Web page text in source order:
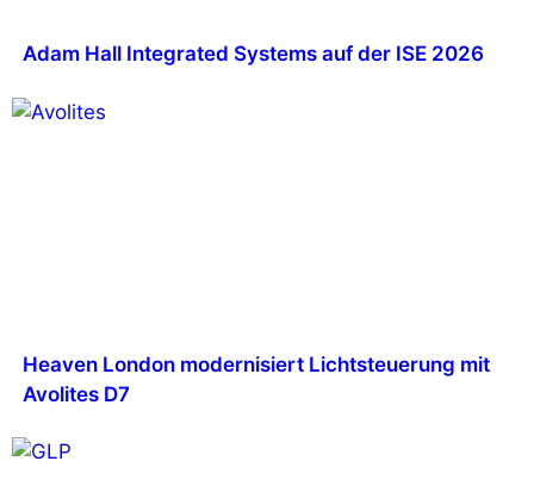
Adam Hall Integrated Systems auf der ISE 2026
Heaven London modernisiert Lichtsteuerung mit
Avolites D7